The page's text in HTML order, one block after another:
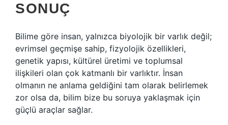
SONUÇ
Bilime göre insan, yalnızca biyolojik bir varlık değil;
evrimsel geçmişe sahip, fizyolojik özellikleri,
genetik yapısı, kültürel üretimi ve toplumsal
ilişkileri olan çok katmanlı bir varlıktır. İnsan
olmanın ne anlama geldiğini tam olarak belirlemek
zor olsa da, bilim bize bu soruya yaklaşmak için
güçlü araçlar sağlar.